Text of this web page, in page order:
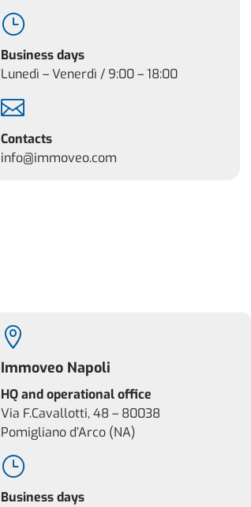
}
Business days
Lunedì – Venerdì / 9:00 – 18:00

Contacts
info@immoveo.com

Immoveo Napoli
HQ and operational office
Via F.Cavallotti, 48 – 80038
Pomigliano d’Arco (NA)
}
Business days